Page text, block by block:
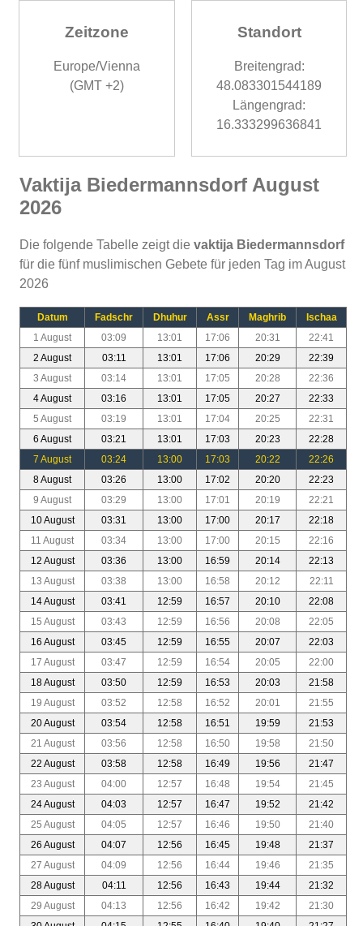
Zeitzone
Europe/Vienna
(GMT +2)
Standort
Breitengrad:
48.083301544189
Längengrad:
16.333299636841
Vaktija Biedermannsdorf August
2026
Die folgende Tabelle zeigt die vaktija Biedermannsdorf
für die fünf muslimischen Gebete für jeden Tag im August
2026
Datum Fadschr Dhuhur Assr Maghrib
Ischaa
1 August
03:09 13:01 17:06 20:31
22:41
2 August
03:11 13:01 17:06 20:29
22:39
3 August
03:14 13:01 17:05 20:28
22:36
4 August
03:16 13:01 17:05 20:27
22:33
5 August
03:19 13:01 17:04 20:25
22:31
6 August
03:21 13:01 17:03 20:23
22:28
7 August
03:24 13:00 17:03 20:22
22:26
8 August
03:26 13:00 17:02 20:20
22:23
9 August
03:29 13:00 17:01 20:19
22:21
10 August
03:31 13:00 17:00 20:17
22:18
11 August
03:34 13:00 17:00 20:15
22:16
12 August
03:36 13:00 16:59 20:14
22:13
13 August
03:38 13:00 16:58 20:12
22:11
14 August
03:41 12:59 16:57 20:10
22:08
15 August
03:43 12:59 16:56 20:08
22:05
16 August
03:45 12:59 16:55 20:07
22:03
17 August
03:47 12:59 16:54 20:05
22:00
18 August
03:50 12:59 16:53 20:03
21:58
19 August
03:52 12:58 16:52 20:01
21:55
20 August
03:54 12:58 16:51 19:59
21:53
21 August
03:56 12:58 16:50 19:58
21:50
22 August
03:58 12:58 16:49 19:56
21:47
23 August
04:00 12:57 16:48 19:54
21:45
24 August
04:03 12:57 16:47 19:52
21:42
25 August
04:05 12:57 16:46 19:50
21:40
26 August
04:07 12:56 16:45 19:48
21:37
27 August
04:09 12:56 16:44 19:46
21:35
28 August
04:11 12:56 16:43 19:44
21:32
29 August
04:13 12:56 16:42 19:42
21:30